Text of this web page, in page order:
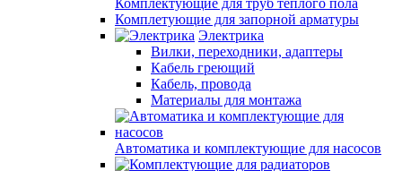
Комплектующие для труб теплого пола
Комплетующие для запорной арматуры
Электрика
Вилки, переходники, адаптеры
Кабель греющий
Кабель, провода
Материалы для монтажа
Автоматика и комплектующие для насосов